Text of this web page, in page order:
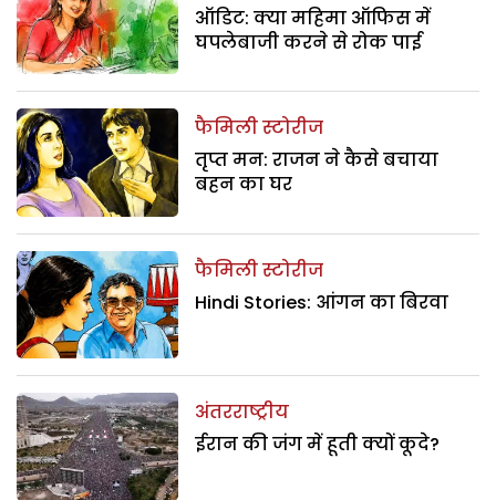
ऑडिट: क्या महिमा ऑफिस में
घपलेबाजी करने से रोक पाई
फैमिली स्टोरीज
तृप्त मन: राजन ने कैसे बचाया
बहन का घर
फैमिली स्टोरीज
Hindi Stories: आंगन का बिरवा
अंतरराष्ट्रीय
ईरान की जंग में हूती क्यों कूदे?